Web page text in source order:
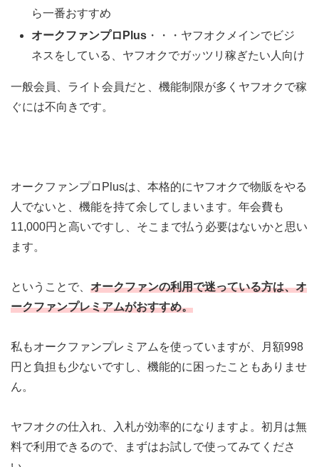
ら一番おすすめ
オークファンプロPlus ・・・ヤフオクメインでビジ
ネスをしている、ヤフオクでガッツリ稼ぎたい人向け
一般会員、ライト会員だと、機能制限が多くヤフオクで稼
ぐには不向きです。
オークファンプロPlusは、本格的にヤフオクで物販をやる
人でないと、機能を持て余してしまいます。年会費も
11,000円と高いですし、そこまで払う必要はないかと思い
ます。
ということで、 オークファンの利用で迷っている方は、オ
ークファンプレミアムがおすすめ。
私もオークファンプレミアムを使っていますが、月額998
円と負担も少ないですし、機能的に困ったこともありませ
ん。
ヤフオクの仕入れ、入札が効率的になりますよ。初月は無
料で利用できるので、まずはお試しで使ってみてくださ